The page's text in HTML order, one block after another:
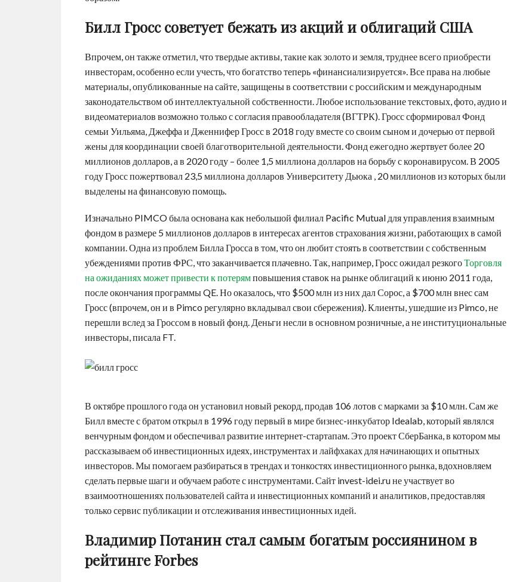
Билл Гросс советует бежать из акций и облигаций США
Впрочем, он также отметил, что твердые активы, такие как золото и земля, труднее всего приобрести
инвесторам, особенно если учесть, что богатство теперь «финансиализируется». Все права на любые
материалы, опубликованные на сайте, защищены в соответствии с российским и международным
законодательством об интеллектуальной собственности. Любое использование текстовых, фото, аудио и
видеоматериалов возможно только с согласия правообладателя (ВГТРК). Гросс сформировал Фонд
семьи Уильяма, Джеффа и Дженнифер Гросс в 2018 году вместе со своим сыном и дочерью от первой
жены для координации своей благотворительной деятельности. Фонд ежегодно жертвует более 20
миллионов долларов, а в 2020 году – более 1,5 миллиона долларов на борьбу с коронавирусом. В 2005
году Гросс пожертвовал 23,5 миллиона долларов Университету Дьюка , 20 миллионов из которых были
выделены на финансовую помощь.
Изначально PIMCO была основана как небольшой филиал Pacific Mutual для управления взаимным
фондом в размере 5 миллионов долларов в интересах агентов страхования жизни, работающих в самой
компании. Одна из проблем Билла Гросса в том, что он любит стоять в соответствии с собственным
убеждениями против ФРС, что заканчивается плачевно. Так, например, Гросс ожидал резкогоТорговля
на ожиданиях может привести к потерямповышения ставок на рынке облигаций к июню 2011 года,
после окончания программы QE. Но оказалось, что $500 млн из них дал Сорос, а $700 млн внес сам
Гросс (впрочем, он и в Pimco регулярно вкладывал свои сбережения). Клиенты, ушедшие из Pimco, не
перешли вслед за Гроссом в новый фонд. Деньги несли в основном розничные, а не институциональные
инвесторы, писала FT.
В октябре прошлого года он установил новый рекорд, продав 106 лотов с марками за $10 млн. Сам же
Билл вместе с братом открыл в 1996 году первый в мире бизнес-инкубатор Idealab, который являлся
венчурным фондом и обеспечивал развитие интернет-стартапам. Это проект СберБанка, в котором мы
рассказываем об инвестиционных идеях, инструментах и лайфхаках для начинающих и опытных
инвесторов. Мы помогаем разбираться в трендах и тонкостях инвестиционного рынка, вдохновляем
сделать первые шаги и обучаем работе с инструментами. Сайт invest-idei.ru не участвует во
взаимоотношениях пользователей сайта и инвестиционных компаний и аналитиков, предоставляя
только сервис публикации и отслеживания инвестиционных идей.
Владимир Потанин стал самым богатым россиянином в
рейтинге Forbes